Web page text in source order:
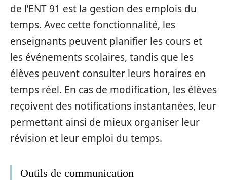
de l’ENT 91 est la gestion des emplois du
temps. Avec cette fonctionnalité, les
enseignants peuvent planifier les cours et
les événements scolaires, tandis que les
élèves peuvent consulter leurs horaires en
temps réel. En cas de modification, les élèves
reçoivent des notifications instantanées, leur
permettant ainsi de mieux organiser leur
révision et leur emploi du temps.
Outils de communication